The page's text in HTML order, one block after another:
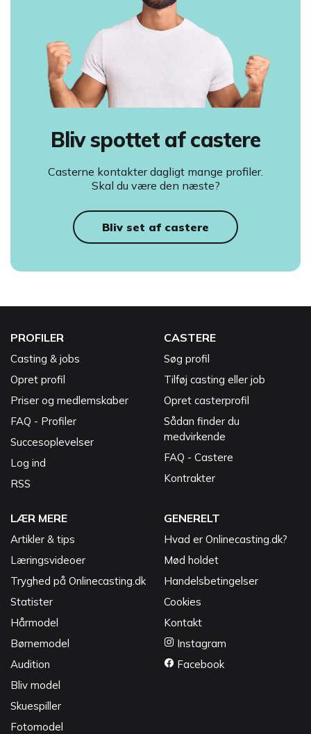
Bliv spottet af castere
Casterne kontakter dagligt mange profiler.
Skal du være den næste?
Bliv set af castere
PROFILER
Casting & jobs
Opret profil
Priser og medlemskaber
FAQ - Profiler
Succesoplevelser
Log ind
RSS
CASTERE
Søg profil
Tilføj casting eller job
Opret casterprofil
Sådan finder du
medvirkende
FAQ - Castere
Kontrakter
LÆR MERE
Artikler & tips
Læringsvideoer
Tryghed på Onlinecasting.dk
Statister
Hårmodel
Børnemodel
Audition
Bliv model
Skuespiller
Fotomodel
GENERELT
Hvad er Onlinecasting.dk?
Mød holdet
Handelsbetingelser
Cookies
Kontakt
Instagram
Facebook